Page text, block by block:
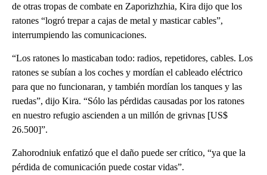
de otras tropas de combate en Zaporizhzhia, Kira dijo que los
ratones “logró trepar a cajas de metal y masticar cables”,
interrumpiendo las comunicaciones.
“Los ratones lo masticaban todo: radios, repetidores, cables. Los
ratones se subían a los coches y mordían el cableado eléctrico
para que no funcionaran, y también mordían los tanques y las
ruedas”, dijo Kira. “Sólo las pérdidas causadas por los ratones
en nuestro refugio ascienden a un millón de grivnas [US$
26.500]”.
Zahorodniuk enfatizó que el daño puede ser crítico, “ya que la
pérdida de comunicación puede costar vidas”.